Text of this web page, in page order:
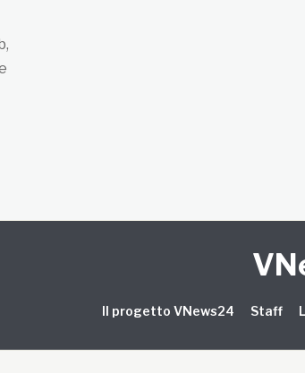
Il progetto VNews24 Staff